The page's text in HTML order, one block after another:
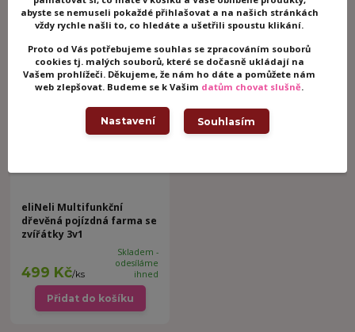
1 999 Kč/ks
ihned
399 Kč/ks
ihned
Novinka
eliNeli Multifunkční
dřevěná pojízdná farma se
zvířátky 3v1
499 Kč/ks
Skladem -
odesíláme
ihned
Přidat do košíku
abyste se nemuseli pokaždé přihlašovat a na našich stránkách
vždy rychle našli to, co hledáte a ušetřili spoustu klikání.
Proto od Vás potřebujeme souhlas se zpracováním souborů
cookies tj. malých souborů, které se dočasně ukládají na
Vašem prohlížeči. Děkujeme, že nám ho dáte a pomůžete nám
web zlepšovat. Budeme se k Vašim datům chovat slušně.
Nastavení Souhlasím